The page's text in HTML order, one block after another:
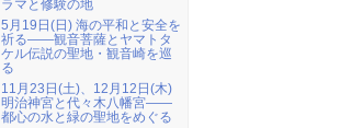
ラマと修験の地
5月19日(日) 海の平和と安全を
祈る――観音菩薩とヤマトタ
ケル伝説の聖地・観音崎を巡
る
11月23日(土)、12月12日(木)
明治神宮と代々木八幡宮――
都心の水と緑の聖地をめぐる